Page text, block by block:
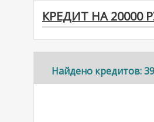
КРЕДИТ НА 20000
Найдено кредитов: